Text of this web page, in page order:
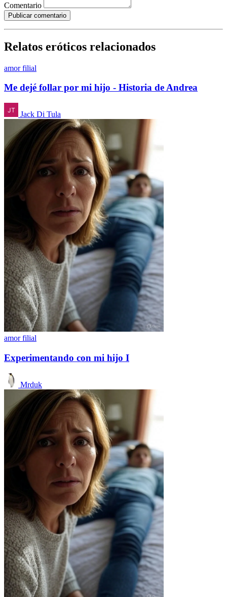
Comentario
Publicar comentario
Relatos eróticos relacionados
amor filial
Me dejé follar por mi hijo - Historia de Andrea
Jack Di Tula
amor filial
Experimentando con mi hijo I
Mrduk